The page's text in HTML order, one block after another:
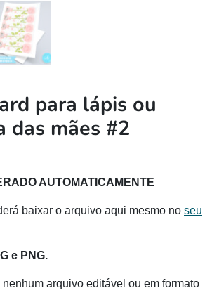
para lápis ou
das mães #2
AUTOMATICAMENTE
baixar o arquivo aqui mesmo no seu
e PNG.
arquivo editável ou em formato